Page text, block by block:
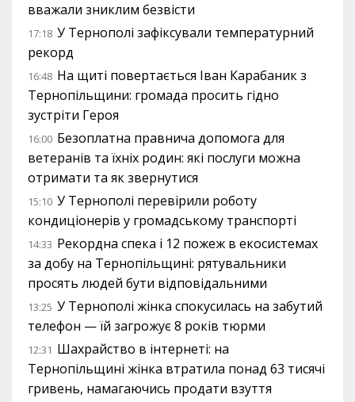
вважали зниклим безвісти
17:18 У Тернополі зафіксували температурний
рекорд
16:48 На щиті повертається Іван Карабаник з
Тернопільщини: громада просить гідно
зустріти Героя
16:00 Безоплатна правнича допомога для
ветеранів та їхніх родин: які послуги можна
отримати та як звернутися
15:10 У Тернополі перевірили роботу
кондиціонерів у громадському транспорті
14:33 Рекордна спека і 12 пожеж в екосистемах
за добу на Тернопільщині: рятувальники
просять людей бути відповідальними
13:25 У Тернополі жінка спокусилась на забутий
телефон — їй загрожує 8 років тюрми
12:31 Шахрайство в інтернеті: на
Тернопільщині жінка втратила понад 63 тисячі
гривень, намагаючись продати взуття